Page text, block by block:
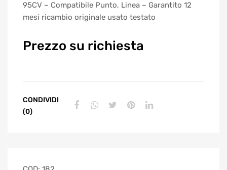
95CV – Compatibile Punto, Linea – Garantito 12
mesi ricambio originale usato testato
Prezzo su richiesta
CONDIVIDI
(0)